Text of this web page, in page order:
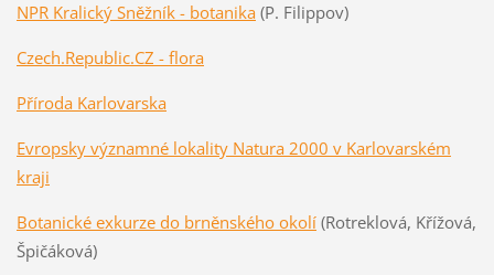
NPR Kralický Sněžník - botanika(P. Filippov)
Czech.Republic.CZ - flora
Příroda Karlovarska
Evropsky významné lokality Natura 2000 v Karlovarském
kraji
Botanické exkurze do brněnského okolí(Rotreklová, Křížová,
Špičáková)